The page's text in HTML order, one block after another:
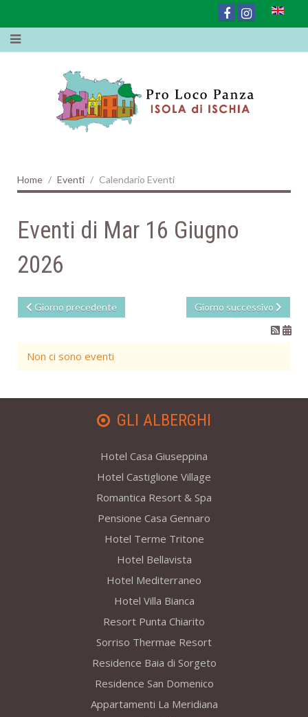
Home Eventi Calendario Eventi
Eventi di Mar 16 Giugno
2026
Giorno precedente Giorno successivo
Non ci sono eventi
GLI ALBERGHI
Hotel Casa Giuseppina
Hotel Castiglione Village
Romantica Resort & Spa
Pensione Casa Gennaro
Hotel Terme Tritone
Hotel Bellavista
Hotel Mediterraneo
Hotel Villa Bianca
Resort Punta Chiarito
Sorriso Thermae Resort
Residence Baia di Sorgeto
Residence San Domenico
Appartamenti La Meridiana